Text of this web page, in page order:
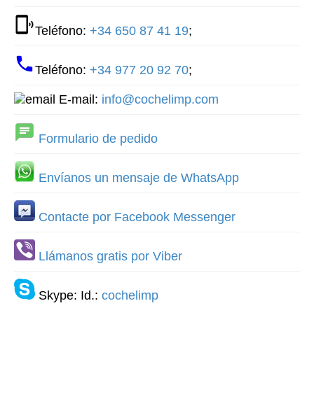
Teléfono: +34 650 87 41 19;
Teléfono: +34 977 20 92 70;
E-mail: info@cochelimp.com
Formulario de pedido
Envíanos un mensaje de WhatsApp
Contacte por Facebook Messenger
Llámanos gratis por Viber
Skype: Id.: cochelimp